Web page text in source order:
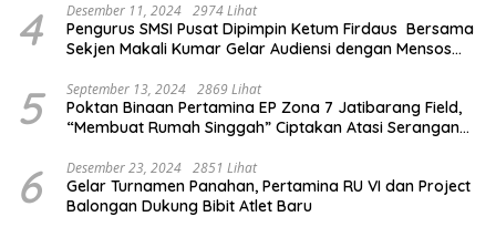
4 Desember 11, 2024 2974 Lihat
Pengurus SMSI Pusat Dipimpin Ketum Firdaus Bersama
Sekjen Makali Kumar Gelar Audiensi dengan Mensos
5 September 13, 2024 2869 Lihat
Poktan Binaan Pertamina EP Zona 7 Jatibarang Field,
“Membuat Rumah Singgah” Ciptakan Atasi Serangan
6 Desember 23, 2024 2851 Lihat
Gelar Turnamen Panahan, Pertamina RU VI dan Project
Balongan Dukung Bibit Atlet Baru